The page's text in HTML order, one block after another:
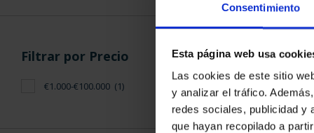
Consentimiento
Esta página web usa
Las cookies de este sitio
y analizar el tráfico.
redes sociales, publicidad y
que hayan recopilado a
Filtrar por Precio
€1.000-€100.000 (1)
CAPITALES